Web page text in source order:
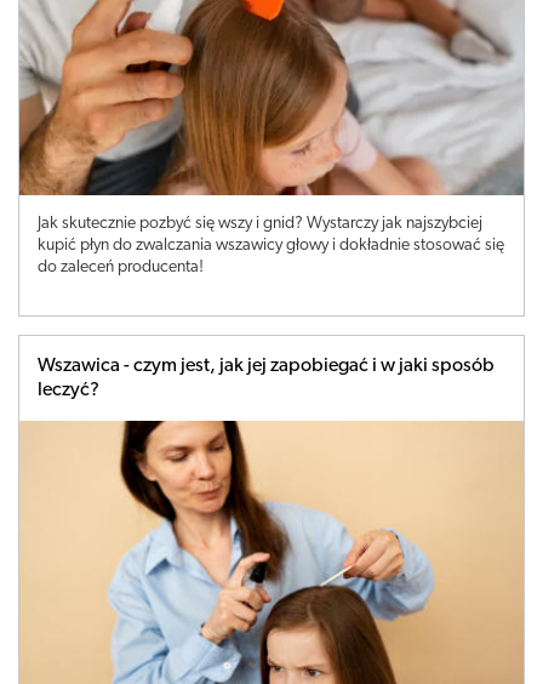
Jak skutecznie pozbyć się wszy i gnid? Wystarczy jak najszybciej
kupić płyn do zwalczania wszawicy głowy i dokładnie stosować się
do zaleceń producenta!
Wszawica - czym jest, jak jej zapobiegać i w jaki sposób
leczyć?